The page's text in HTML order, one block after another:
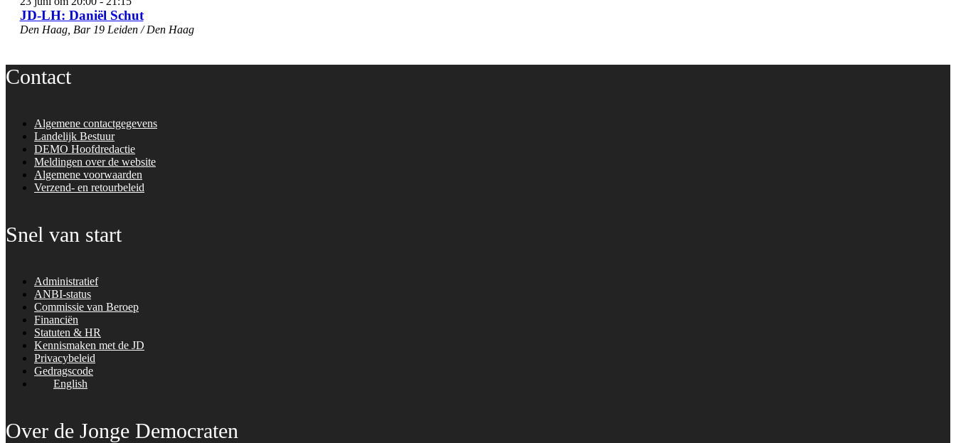
JD-LH: Daniël Schut
Den Haag, Bar 19 Leiden / Den Haag
Contact
Algemene contactgegevens
Landelijk Bestuur
DEMO Hoofdredactie
Meldingen over de website
Algemene voorwaarden
Verzend- en retourbeleid
Snel van start
Administratief
ANBI-status
Commissie van Beroep
Financiën
Statuten & HR
Kennismaken met de JD
Privacybeleid
Gedragscode
English
Over de Jonge Democraten